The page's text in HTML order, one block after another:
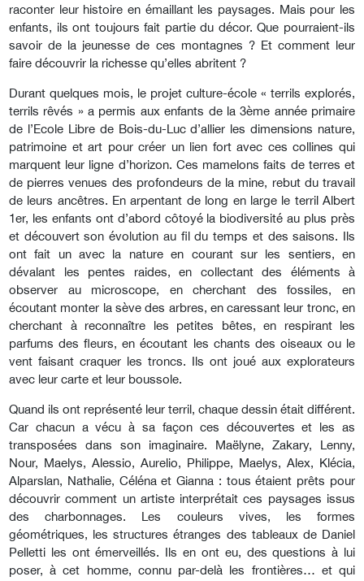
raconter leur histoire en émaillant les paysages. Mais pour les
enfants, ils ont toujours fait partie du décor. Que pourraient-ils
savoir de la jeunesse de ces montagnes ? Et comment leur
faire découvrir la richesse qu’elles abritent ?
Durant quelques mois, le projet culture-école « terrils explorés,
terrils rêvés » a permis aux enfants de la 3ème année primaire
de l’Ecole Libre de Bois-du-Luc d’allier les dimensions nature,
patrimoine et art pour créer un lien fort avec ces collines qui
marquent leur ligne d’horizon. Ces mamelons faits de terres et
de pierres venues des profondeurs de la mine, rebut du travail
de leurs ancêtres. En arpentant de long en large le terril Albert
1er, les enfants ont d’abord côtoyé la biodiversité au plus près
et découvert son évolution au fil du temps et des saisons. Ils
ont fait un avec la nature en courant sur les sentiers, en
dévalant les pentes raides, en collectant des éléments à
observer au microscope, en cherchant des fossiles, en
écoutant monter la sève des arbres, en caressant leur tronc, en
cherchant à reconnaître les petites bêtes, en respirant les
parfums des fleurs, en écoutant les chants des oiseaux ou le
vent faisant craquer les troncs. Ils ont joué aux explorateurs
avec leur carte et leur boussole.
Quand ils ont représenté leur terril, chaque dessin était différent.
Car chacun a vécu à sa façon ces découvertes et les as
transposées dans son imaginaire. Maëlyne, Zakary, Lenny,
Nour, Maelys, Alessio, Aurelio, Philippe, Maelys, Alex, Klécia,
Alparslan, Nathalie, Céléna et Gianna : tous étaient prêts pour
découvrir comment un artiste interprétait ces paysages issus
des charbonnages. Les couleurs vives, les formes
géométriques, les structures étranges des tableaux de Daniel
Pelletti les ont émerveillés. Ils en ont eu, des questions à lui
poser, à cet homme, connu par-delà les frontières… et qui